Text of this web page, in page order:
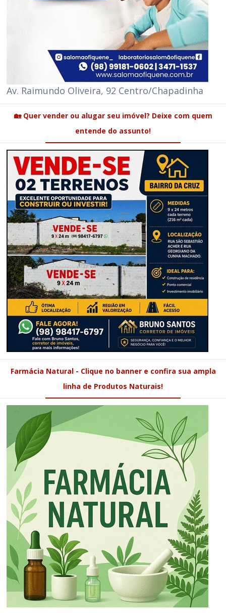
Av. Raimundo Oliveira, 92 Centro/Chapadinha
🏡 Quer vender ou alugar seu imóvel? Deixe com quem
entende do assunto!
Farmácia Natural - Clique no banner e confira sua ampla
linha de Produtos Naturais!